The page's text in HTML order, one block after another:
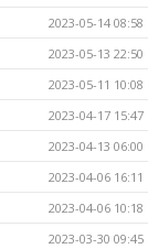
2023-05-14 08:58
2023-05-13 22:50
2023-05-11 10:08
2023-04-17 15:47
2023-04-13 06:00
2023-04-06 16:11
2023-04-06 10:18
2023-03-30 09:45